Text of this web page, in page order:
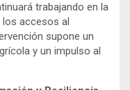
trabajando en la
los accesos al
supone un
y un impulso al